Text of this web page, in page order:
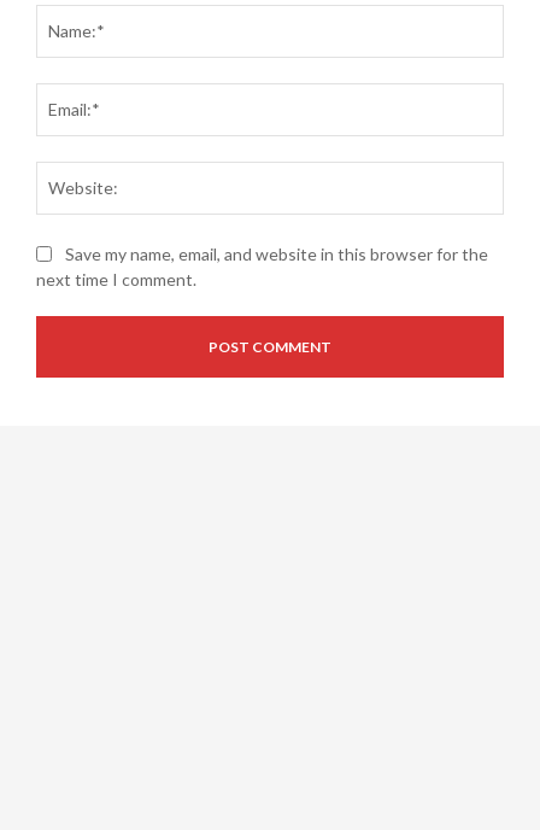
Save my name, email, and website in this browser for the
next time I comment.